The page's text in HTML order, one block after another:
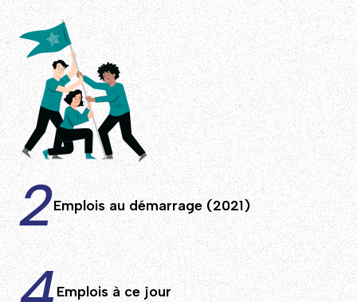
2Emplois au démarrage (2021)
Emplois à ce jour